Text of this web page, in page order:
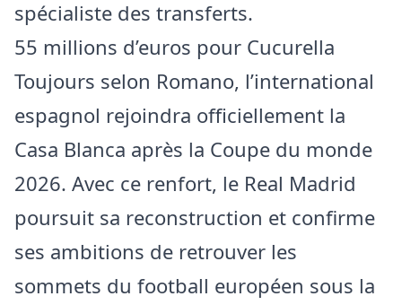
spécialiste des transferts.
55 millions d’euros pour Cucurella
Toujours selon Romano, l’international
espagnol rejoindra officiellement la
Casa Blanca après la Coupe du monde
2026. Avec ce renfort, le Real Madrid
poursuit sa reconstruction et confirme
ses ambitions de retrouver les
sommets du football européen sous la